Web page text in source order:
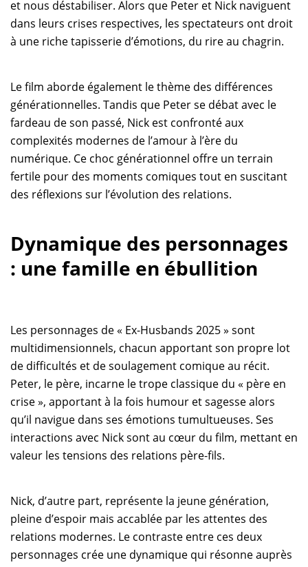
et nous déstabiliser. Alors que Peter et Nick naviguent
dans leurs crises respectives, les spectateurs ont droit
à une riche tapisserie d’émotions, du rire au chagrin.
Le film aborde également le thème des différences
générationnelles. Tandis que Peter se débat avec le
fardeau de son passé, Nick est confronté aux
complexités modernes de l’amour à l’ère du
numérique. Ce choc générationnel offre un terrain
fertile pour des moments comiques tout en suscitant
des réflexions sur l’évolution des relations.
Dynamique des personnages
: une famille en ébullition
Les personnages de « Ex-Husbands 2025 » sont
multidimensionnels, chacun apportant son propre lot
de difficultés et de soulagement comique au récit.
Peter, le père, incarne le trope classique du « père en
crise », apportant à la fois humour et sagesse alors
qu’il navigue dans ses émotions tumultueuses. Ses
interactions avec Nick sont au cœur du film, mettant en
valeur les tensions des relations père-fils.
Nick, d’autre part, représente la jeune génération,
pleine d’espoir mais accablée par les attentes des
relations modernes. Le contraste entre ces deux
personnages crée une dynamique qui résonne auprès